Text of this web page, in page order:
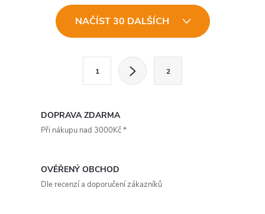
kuličková ložiska, průtok
vzduchu max. 510 m3/h, max.
doběh a kuličková ložiska. Krytí
IPX4. Průměr 160 mm. Průtok
NAČÍST 30 DALŠÍCH
1 2
DOPRAVA ZDARMA
Při nákupu nad 3000Kč *
OVĚŘENÝ OBCHOD
Dle recenzí a doporučení zákazníků